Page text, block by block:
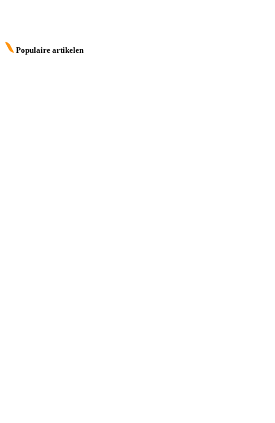
Populaire artikelen